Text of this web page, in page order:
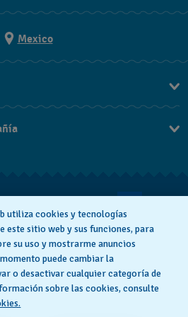
Mexico
Cookie notice
De Uso
utiliza cookies y tecnologías
este sitio web y sus funciones, para
su uso y mostrarme anuncios
puede cambiar la
o desactivar cualquier categoría de
sobre las cookies, consulte